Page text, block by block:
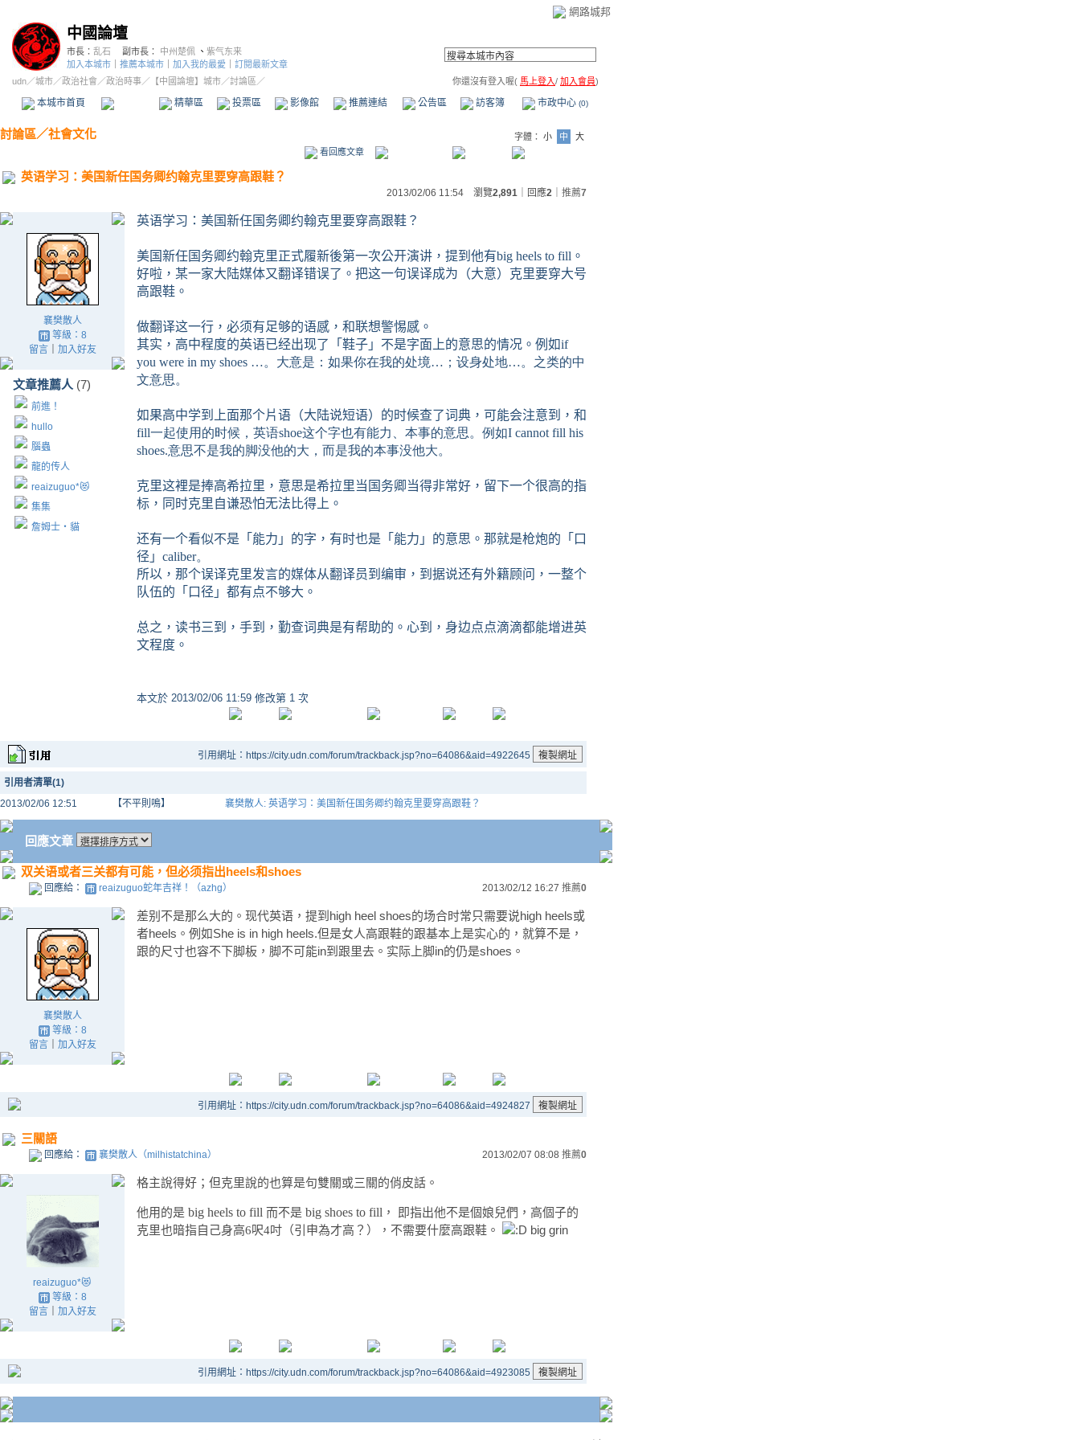
網路城邦
中國論壇
市長： 乱石 副市長： 中州楚佩 、 紫气东来
加入本城市
推薦本城市 加入我的最愛
訂閱最新文章
udn／城市／政治社會 ／政治時事／ 【中國論壇】城市／討論區／ 你還沒有登入喔( 馬上登入/ 加入會員)
本城市首頁 精華區 投票區 影像館 推薦連結 公告區 訪客簿 市政中心 (0)
討論區／社會文化 字體： 小 中
大
看回應文章
英语学习：美国新任国务卿约翰克里要穿高跟鞋？
2013/02/06 11:54 瀏覽2,891 ｜回應2 推薦7
襄樊散人
等級：8
留言｜ 加入好友
文章推薦人 (7)
前進！
hullo
腦蟲
龍的传人
reaizuguo*😻
集集
詹姆士‧貓
英语学习：美国新任国务卿约翰克里要穿高跟鞋？
美国新任国务卿约翰克里正式履新後第一次公开演讲，提到他有big heels to fill 。
好啦，某一家大陆媒体又翻译错误了。把这一句误译成为（大意）克里要穿大号
高跟鞋。
做翻译这一行，必须有足够的语感，和联想警惕感。
其实，高中程度的英语已经出现了
「鞋子」不是字面上的意思的情况。例如if
you were in my shoes …。大意是：如果你在我的处境…；设身处地…。之类的中
文意思。
如果高中学到上面那个片语（大陆说短语）的时候查了词典，可能会注意到，和
fill一起使用的时候，英语shoe这个字也有能力、本事的意思。例如I cannot fill his
shoes.意思不是我的脚没他的大，而是我的本事没他大。
克里这裡是捧高希拉里，意思是希拉里当国务卿当得非常好，留下一个很高的指
标，同时克里自谦恐怕无法比得上。
还有一个看似不是「能力」的字，有时也是「能力」的意思。那就是枪炮的「口
径」 caliber。
所以，那个误译克里发言的媒体从翻译员到编审，到据说还有外籍顾问，一整个
队伍的「口径」都有点不够大。
总之，读书三到，手到，勤查词典是有帮助的。心到，身边点点滴滴都能增进英
文程度。
本文於 2013/02/06 11:59 修改第 1 次
引用網址：https://city.udn.com/forum/trackback.jsp?no=64086&aid=4922645
引用者清單(1)
2013/02/06 12:51
【不平則鳴】 襄樊散人: 英语学习：美国新任国务卿约翰克里要穿高跟鞋？
回應文章
双关语或者三关都有可能，但必须指出heels和shoes
回應給： reaizuguo蛇年吉祥！（azhg） 2013/02/12 16:27 推薦0
襄樊散人
等級：8
留言｜ 加入好友
差别不是那么大的。现代英语，提到high heel shoes的场合时常只需要说high heels或
者heels。例如She is in high heels.但是女人高跟鞋的跟基本上是实心的，就算不是，
跟的尺寸也容不下脚板，脚不可能in到跟里去。实际上脚in的仍是shoes。
引用網址：https://city.udn.com/forum/trackback.jsp?no=64086&aid=4924827
三關語
回應給： 襄樊散人（milhistatchina） 2013/02/07 08:08 推薦0
reaizuguo*😻
等級：8
留言｜ 加入好友
格主說得好；但克里說的也算是句雙關或三關的俏皮話 。
他用的是 big heels to fill 而不是 big shoes to fill ， 即指出他不是個娘兒們，高個子的
克里也暗指自己身高6呎4吋（引申為才高？），不需要什麼高跟鞋。
引用網址：https://city.udn.com/forum/trackback.jsp?no=64086&aid=4923085